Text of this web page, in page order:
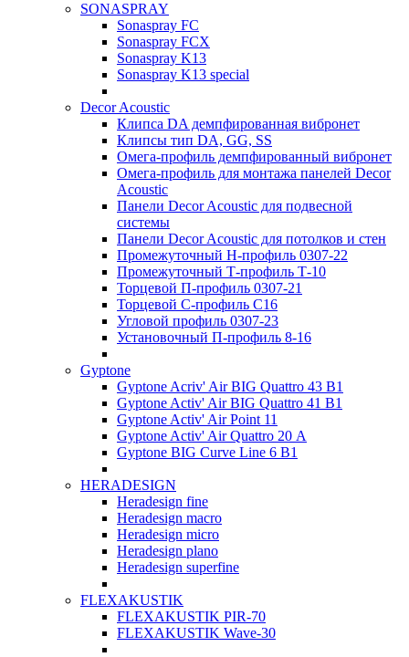
SONASPRAY
Sonaspray FC
Sonaspray FCX
Sonaspray K13
Sonaspray K13 special
Decor Acoustic
Клипса DA демпфированная вибронет
Клипсы тип DA, GG, SS
Омега-профиль демпфированный вибронет
Омега-профиль для монтажа панелей Decor
Acoustic
Панели Decor Acoustic для подвесной
системы
Панели Decor Acoustic для потолков и стен
Промежуточный Н-профиль 0307-22
Промежуточный Т-профиль Т-10
Торцевой П-профиль 0307-21
Торцевой С-профиль С16
Угловой профиль 0307-23
Установочный П-профиль 8-16
Gyptone
Gyptone Acriv' Air BIG Quattro 43 В1
Gyptone Activ' Air BIG Quattro 41 B1
Gyptone Activ' Air Point 11
Gyptone Activ' Air Quattro 20 А
Gyptone BIG Curve Line 6 B1
HERADESIGN
Heradesign fine
Heradesign macro
Heradesign micro
Heradesign plano
Heradesign superfine
FLEXAKUSTIK
FLEXAKUSTIK PIR-70
FLEXAKUSTIK Wave-30